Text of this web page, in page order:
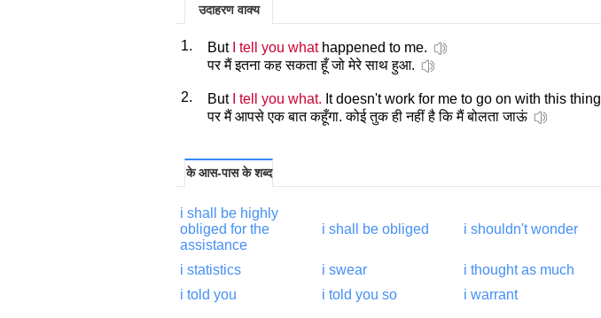
उदाहरण वाक्य
1. But I tell you whathappened to me.
पर मैं इतना कह सकता हूँ जो मेरे साथ हुआ.
2. But I tell you what. It doesn't work for me to go on with this thing
पर मैं आपसे एक बात कहूँगा. कोई तुक ही नहीं है कि मैं बोलता जाऊं
के आस-पास के शब्द
i shall be highly
obliged for the
assistance
i shall be obliged i shouldn't wonder
i statistics i swear
i thought as much
i told you
i told you so i warrant